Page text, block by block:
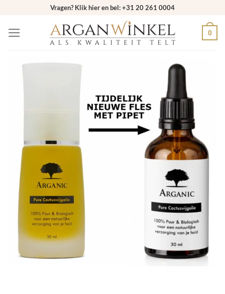
inhoud
Vragen? Klik hier en bel: +31 20 261 0004
0